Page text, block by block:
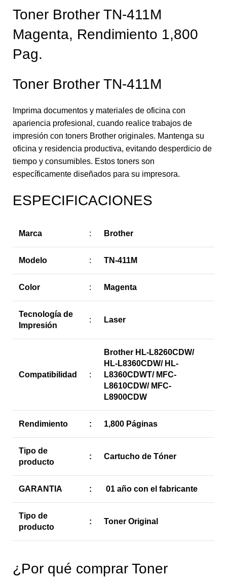
Toner Brother TN-411M
Magenta, Rendimiento 1,800
Pag.
Toner Brother TN-411M
Imprima documentos y materiales de oficina con
apariencia profesional, cuando realice trabajos de
impresión con toners Brother originales. Mantenga su
oficina y residencia productiva, evitando desperdicio de
tiempo y consumibles. Estos toners son
específicamente diseñados para su impresora.
ESPECIFICACIONES
Marca : Brother
Modelo : TN-411M
Color : Magenta
Tecnología de
Impresión
: Laser
Compatibilidad :
Brother HL-L8260CDW/
HL-L8360CDW/ HL-
L8360CDWT/ MFC-
L8610CDW/ MFC-
L8900CDW
Rendimiento : 1,800 Páginas
Tipo de
producto
: Cartucho de Tóner
GARANTIA : 01 año con el fabricante
Tipo de
producto
: Toner Original
¿Por qué comprar Toner